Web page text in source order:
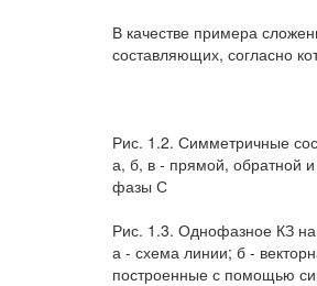
В качестве примера
составляющих, согласно
Рис. 1.2. Симметричные
а, б, в - прямой, обратной и
фазы С
Рис. 1.3. Однофазное КЗ
а - схема линии; б -
построенные с помощью